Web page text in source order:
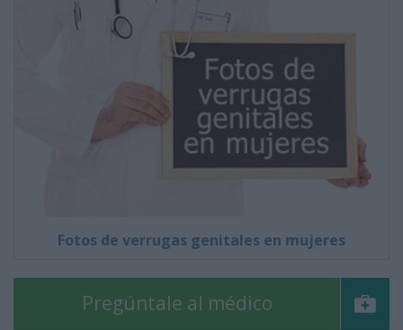
Fotos de verrugas genitales en mujeres
Pregúntale al médico